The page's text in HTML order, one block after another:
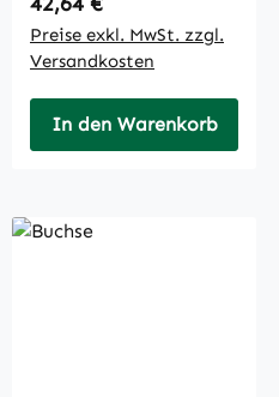
Preise exkl. MwSt. zzgl.
Versandkosten
In den Warenkorb